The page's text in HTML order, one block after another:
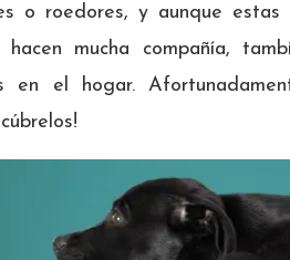
o roedores, y aunque estas
hacen mucha compañía,
en el hogar.